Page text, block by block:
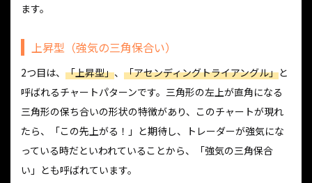
ます。
上昇型（強気の三角保合い）
2つ目は、 「上昇型」、 「アセンディングトライアングル」と
呼ばれるチャートパターンです。三角形の左上が直角になる
三角形の保ち合いの形状の特徴があり、このチャートが現れ
たら、「この先上がる！」と期待し、トレーダーが強気にな
っている時だといわれていることから、「強気の三角保合
い」とも呼ばれています。